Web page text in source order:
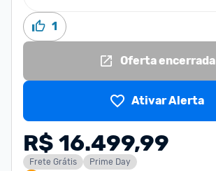
1
Oferta encerrada
Ativar Alerta
R$ 16.499,99
Frete Grátis Prime Day